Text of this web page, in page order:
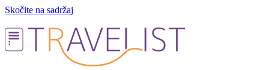
Skočite na sadržaj